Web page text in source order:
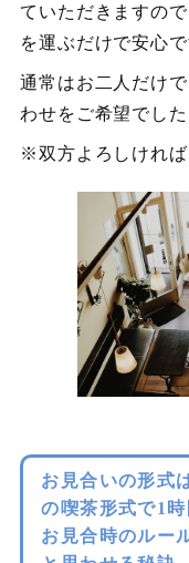
ていただきますの
を運ぶだけで安心で
通常はお二人だけ
わせをご希望でし
※双方よろしけれ
お見合いの形式
の喫茶形式で1時
お見合時のルー